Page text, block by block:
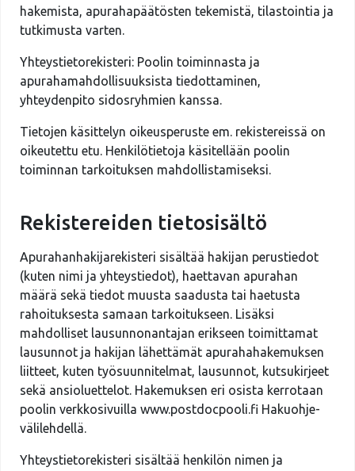
hakemista, apurahapäätösten tekemistä, tilastointia ja
tutkimusta varten.
Yhteystietorekisteri: Poolin toiminnasta ja
apurahamahdollisuuksista tiedottaminen,
yhteydenpito sidosryhmien kanssa.
Tietojen käsittelyn oikeusperuste em. rekistereissä on
oikeutettu etu. Henkilötietoja käsitellään poolin
toiminnan tarkoituksen mahdollistamiseksi.
Rekistereiden tietosisältö
Apurahanhakijarekisteri sisältää hakijan perustiedot
(kuten nimi ja yhteystiedot), haettavan apurahan
määrä sekä tiedot muusta saadusta tai haetusta
rahoituksesta samaan tarkoitukseen. Lisäksi
mahdolliset lausunnonantajan erikseen toimittamat
lausunnot ja hakijan lähettämät apurahahakemuksen
liitteet, kuten työsuunnitelmat, lausunnot, kutsukirjeet
sekä ansioluettelot. Hakemuksen eri osista kerrotaan
poolin verkkosivuilla www.postdocpooli.fi Hakuohje-
välilehdellä.
Yhteystietorekisteri sisältää henkilön nimen ja